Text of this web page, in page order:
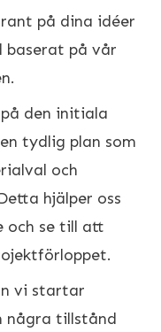
på dina idéer
baserat på vår
den initiala
tydlig plan som
och
hjälper oss
och se till att
vi startar
några tillstånd